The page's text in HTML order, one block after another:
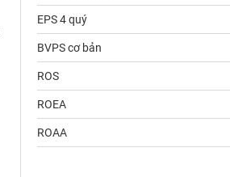
EPS 4 quý
BVPS cơ bản
ROS
ROEA
ROAA